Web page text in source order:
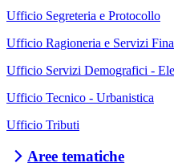
Ufficio Segreteria e Protocollo
Ufficio Ragioneria e Servizi
Ufficio Servizi Demografici -
Ufficio Tecnico - Urbanistica
Ufficio Tributi
Aree tematiche